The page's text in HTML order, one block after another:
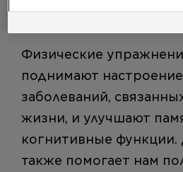
риск падений и
Физические
поднимают
заболеваний,
жизни, и улучшают
когнитивные
также помогает нам